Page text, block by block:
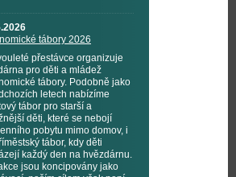
tábory 2026
přestávce organizuje
pro děti a mládež
tábory. Podobně jako
letech nabízíme
tábor pro starší a
děti, které se nebojí
pobytu mimo domov, i
tábor, kdy děti
každý den na hvězdárnu.
jsou koncipovány jako